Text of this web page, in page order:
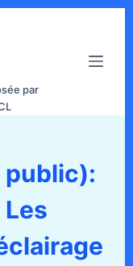
par
public):